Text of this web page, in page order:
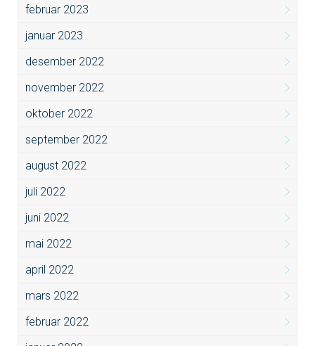
februar 2023
januar 2023
desember 2022
november 2022
oktober 2022
september 2022
august 2022
juli 2022
juni 2022
mai 2022
april 2022
mars 2022
februar 2022